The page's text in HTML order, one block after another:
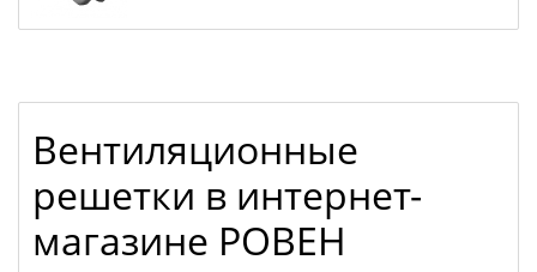
Вентиляционные
решетки в интернет-
магазине РОВЕН